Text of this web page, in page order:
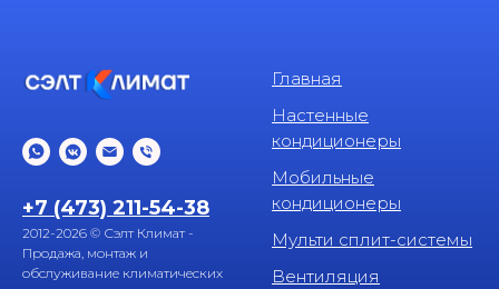
+7 (473) 211-54-38
2012-2026 © Сэлт Климат -
Продажа, монтаж и
обслуживание климатических
Главная
Настенные
кондиционеры
Мобильные
кондиционеры
Мульти сплит-системы
Вентиляция